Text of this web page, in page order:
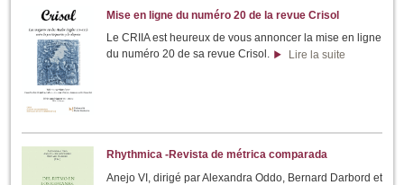
Mise en ligne du numéro 20 de la revue Crisol
Le CRIIA est heureux de vous annoncer la mise en ligne
du numéro 20 de sa revue Crisol.
Lire la suite
Rhythmica -Revista de métrica comparada
Anejo VI, dirigé par Alexandra Oddo, Bernard Darbord et